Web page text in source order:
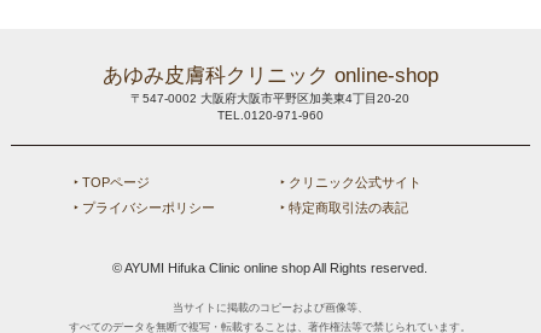
あゆみ皮膚科クリニック online-shop
〒547-0002 大阪府大阪市平野区加美東4丁目20-20
TEL.0120-971-960
‣ TOPページ
‣ クリニック公式サイト
‣ プライバシーポリシー
‣ 特定商取引法の表記
© AYUMI Hifuka Clinic online shop All Rights reserved.
当サイトに掲載のコピーおよび画像等、
すべてのデータを無断で複写・転載することは、著作権法等で禁じられています。